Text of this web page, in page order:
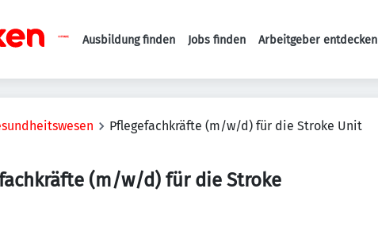
Haupt-Navigation
Ausbildung finden Jobs finden Arbeitgeber entdecken
Pflegefachkräfte (m/w/d) für die Stroke Unit
(m/w/d) für die Stroke